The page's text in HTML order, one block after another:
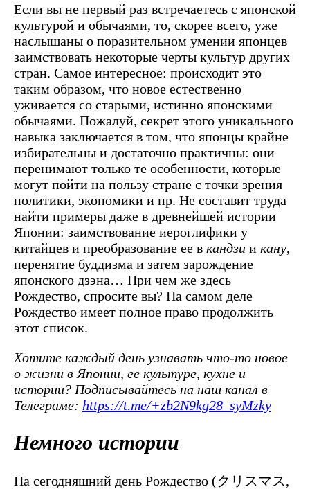
Если вы не первый раз встречаетесь с японской
культурой и обычаями, то, скорее всего, уже
наслышаны о поразительном умении японцев
заимствовать некоторые черты культур других
стран. Самое интересное: происходит это
таким образом, что новое естественно
уживается со старыми, истинно японскими
обычаями. Пожалуй, секрет этого уникального
навыка заключается в том, что японцы крайне
избирательны и достаточно практичны: они
перенимают только те особенности, которые
могут пойти на пользу стране с точки зрения
политики, экономики и пр. Не составит труда
найти примеры даже в древнейшей истории
Японии: заимствование иероглифики у
китайцев и преобразование ее в кандзи и кану,
перенятие буддизма и затем зарождение
японского дзэна… При чем же здесь
Рождество, спросите вы? На самом деле
Рождество имеет полное право продолжить
этот список.
Хотите каждый день узнавать что-то новое
о жизни в Японии, ее культуре, кухне и
истории? Подписывайтесь на наш канал в
Телеграме: https://t.me/+zb2N9kg28_syMzky
Немного истории
На сегодняшний день Рождество (クリスマス,